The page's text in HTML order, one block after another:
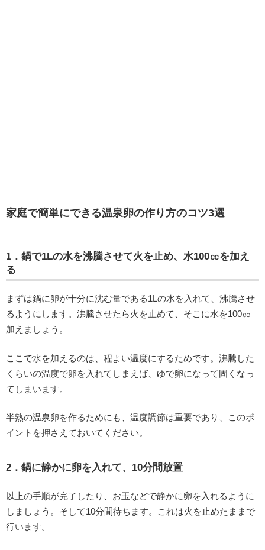
家庭で簡単にできる温泉卵の作り方のコツ3選
1．鍋で1Lの水を沸騰させて火を止め、水100㏄を加え
る
まずは鍋に卵が十分に沈む量である1Lの水を入れて、沸騰させ
るようにします。沸騰させたら火を止めて、そこに水を100㏄
加えましょう。
ここで水を加えるのは、程よい温度にするためです。沸騰した
くらいの温度で卵を入れてしまえば、ゆで卵になって固くなっ
てしまいます。
半熟の温泉卵を作るためにも、温度調節は重要であり、このポ
イントを押さえておいてください。
2．鍋に静かに卵を入れて、10分間放置
以上の手順が完了したり、お玉などで静かに卵を入れるように
しましょう。そして10分間待ちます。これは火を止めたままで
行います。